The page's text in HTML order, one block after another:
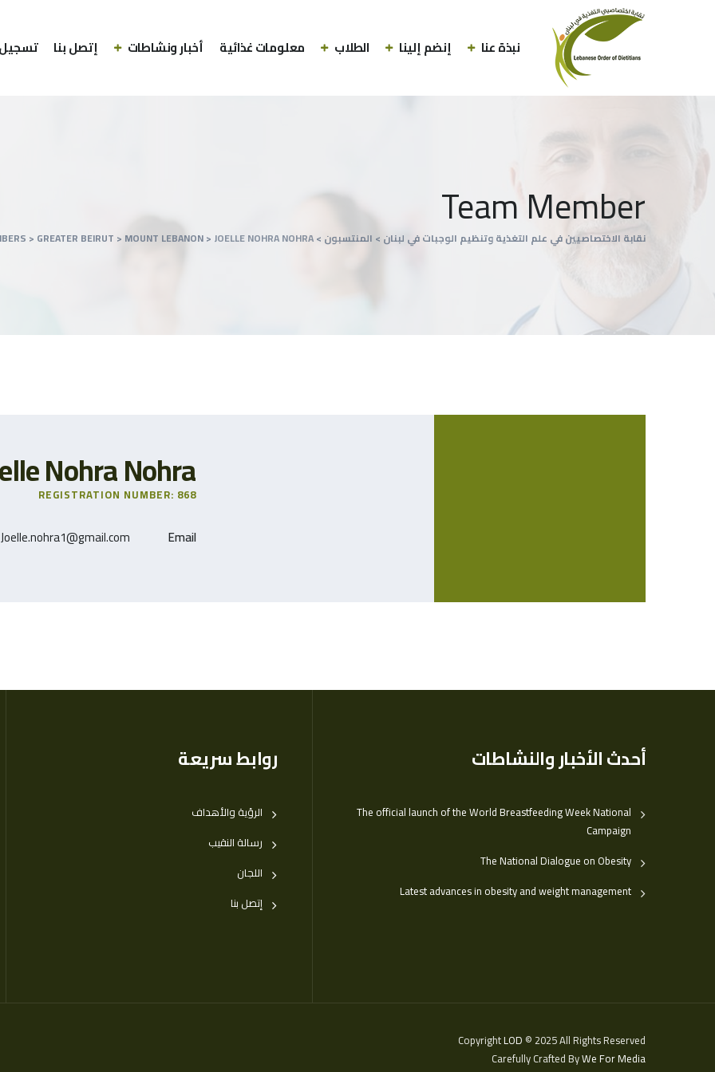
نبذة عنا إنضم إلينا الطلاب معلومات غذائية أخبار ونشاطات إتصل بنا
Team Member
نقابة الاختصاصيين في علم التغذية وتنظيم الوجبات في لبنان > المنتسبون >
> GREATER BEIRUT > MOUNT LEBANON> JOELLE NOHRA NOHRA
Nohra Nohra
REGISTRATION NUMBER: 868
Email
Joelle.nohra1@gmail.com
أحدث الأخبار والنشاطات
The official launch of the World Breastfeeding Week National
Campaign
The National Dialogue on Obesity
Latest advances in obesity and weight management
روابط سريعة
الرؤية والأهداف
رسالة النقيب
اللجان
إتصل بنا
CopyrightLOD © 2025 All Rights Reserved
Carefully Crafted ByWe For Media